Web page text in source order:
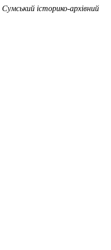
Сумський історико-архівний